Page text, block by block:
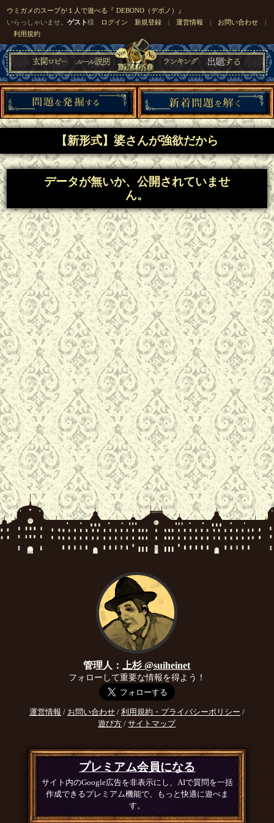
ウミガメのスープが１人で遊べる『 DEBONO（デボノ）』
いらっしゃいませ。ゲスト様 ログイン 新規登録 |運営情報 | お問い合わせ |
利用規約
【新形式】婆さんが強欲だから
データが無いか、公開されていませ
ん。
管理人：上杉 @suiheinet
フォローして重要な情報を得よう！
運営情報 / お問い合わせ/ 利用規約・プライバシーポリシー /
遊び方 /サイトマップ
プレミアム会員になる
サイト内のGoogle広告を非表示にし、AIで質問を一括
作成できるプレミアム機能で、もっと快適に遊べま
す。